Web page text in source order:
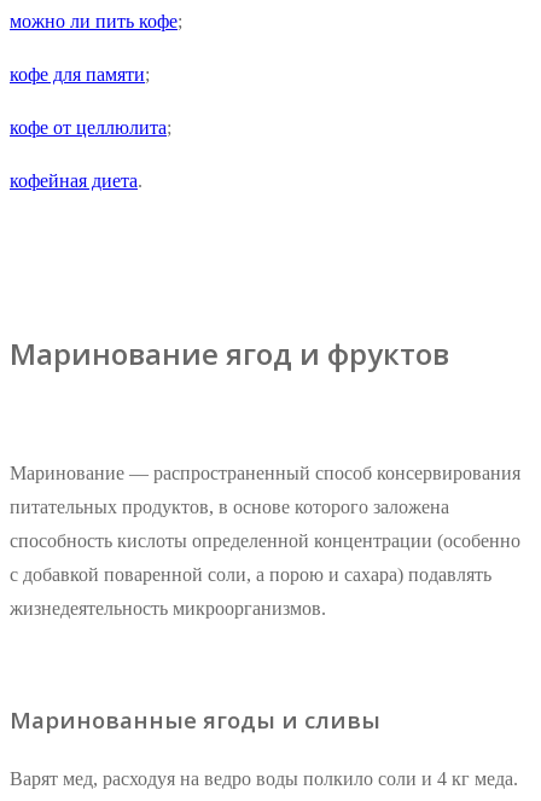
можно ли пить кофе;
кофе для памяти;
кофе от целлюлита;
кофейная диета.
Маринование ягод и фруктов
Маринование — распространенный способ консервирования
питательных продуктов, в основе которого заложена
способность кислоты определенной концентрации (особенно
с добавкой поваренной соли, а порою и сахара) подавлять
жизнедеятельность микроорганизмов.
Маринованные ягоды и сливы
Варят мед, расходуя на ведро воды полкило соли и 4 кг меда.